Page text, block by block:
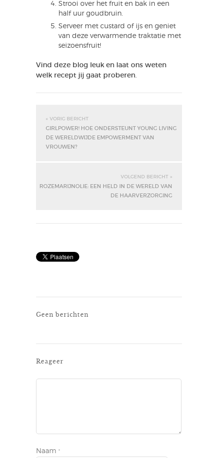
Strooi over het fruit en bak in een
half uur goudbruin.
Serveer met custard of ijs en geniet
van deze verwarmende traktatie met
seizoensfruit!
Vind deze blog leuk en laat ons weten
welk recept jij gaat proberen.
« VORIG BERICHT
GIRLPOWER! HOE ONDERSTEUNT YOUNG LIVING
DE WERELDWIJDE EMPOWERMENT VAN
VROUWEN?
VOLGEND BERICHT »
ROZEMARIJNOLIE: EEN HELD IN DE WERELD VAN
DE HAARVERZORGING
Geen berichten
Reageer
Naam *